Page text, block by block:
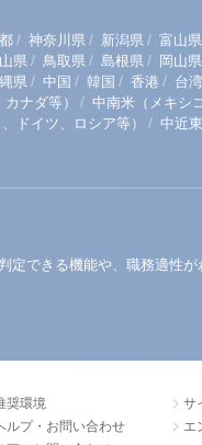
/ 神奈川県 / 新潟県 / 富山県
県 / 鳥取県 / 島根県 / 岡山県
県 / 中国 / 韓国 / 香港 / 台湾
ナダ等） / 中南米（メキシ
ドイツ、ロシア等） / 中近
定できる機能や、職務適性
奨環境
ルプ・お問い合わせ
サ
エ